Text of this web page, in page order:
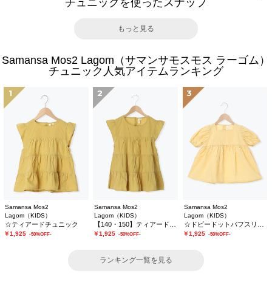
チュニックを使ったスナップ
もっと見る
Samansa Mos2 Lagom（サマンサモスモス ラーゴム）
チュニック人気アイテムランキング
1
Samansa Mos2
Lagom（KIDS）
☆ティアードチュニック
￥1,925 -50%OFF-
2
Samansa Mos2
Lagom（KIDS）
￥1,925 -50%OFF-
3
Samansa Mos2
Lagom（KIDS）
￥1,925 -50%OFF-
ランキング一覧を見る